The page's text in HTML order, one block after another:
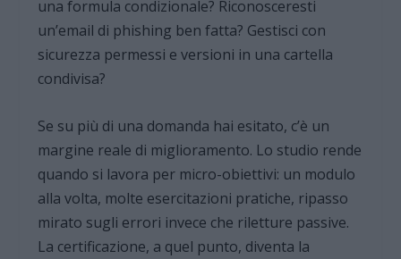
una formula condizionale? Riconosceresti
un’email di phishing ben fatta? Gestisci con
sicurezza permessi e versioni in una cartella
condivisa?
Se su più di una domanda hai esitato, c’è un
margine reale di miglioramento. Lo studio rende
quando si lavora per micro-obiettivi: un modulo
alla volta, molte esercitazioni pratiche, ripasso
mirato sugli errori invece che riletture passive.
La certificazione, a quel punto, diventa la